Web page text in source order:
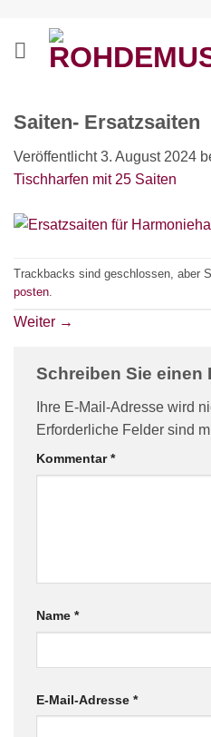
springen
Saiten- Ersatzsaiten
Veröffentlicht3. August 2024
Tischharfen mit 25 Saiten
Trackbacks sind geschlossen, aber
posten
Weiter →
Schreiben Sie einen
Ihre E-Mail-Adresse wird
Erforderliche Felder sind
Kommentar*
Name *
E-Mail-Adresse *